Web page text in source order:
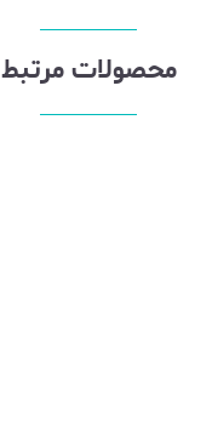
محصولات مرتبط